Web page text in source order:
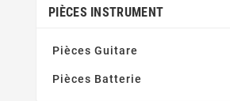
PIÈCES INSTRUMENT
Pièces Guitare
Pièces Batterie